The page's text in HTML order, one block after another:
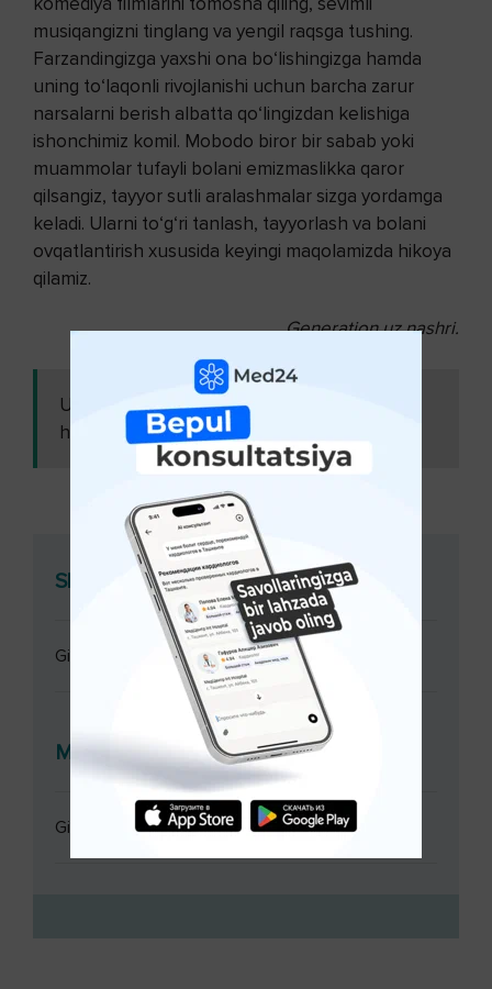
musiqangizni tinglang va yengil raqsga tushing.
Farzandingizga yaxshi ona bo‘lishingizga hamda
uning to‘laqonli rivojlanishi uchun barcha zarur
narsalarni berish albatta qo‘lingizdan kelishiga
ishonchimiz komil. Mobodo biror bir sabab yoki
muammolar tufayli bolani emizmaslikka qaror
qilsangiz, tayyor sutli aralashmalar sizga yordamga
keladi. Ularni to‘g‘ri tanlash, tayyorlash va bolani
ovqatlantirish xususida keyingi maqolamizda hikoya
qilamiz.
Generation.uz nashri.
Ushbu maqolani
ham o'qing:
Skolioz bo‘lgan qiz
homilador bo‘la oladimi?
Shifokor konsultatsiyasi
Ginekolog konsultatsiyasi
Muolajalar
Ginekolog konsultatsiyasi